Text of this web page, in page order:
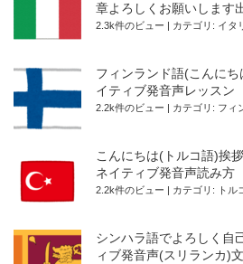
章よろしくお願いします
2.3k件のビュー カテゴリ: イタ
フィンランド語(こんに
イティブ発音声レッスン
2.2k件のビュー カテゴリ: フィ
こんにちは(トルコ語)挨
ネイティブ発音声読み方
2.2k件のビュー カテゴリ: トル
シンハラ語でよろしく自
ィブ発音声(スリランカ)